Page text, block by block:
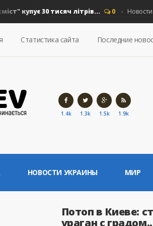
купує 30 тисяч літрів... 0 Новости
Статистика сайта Последние
1.4k 1.3k 1.5k 1.9k
НОВОСТИ УКРАИНЫ МИР
Потоп в Киеве:
ураган с градом..